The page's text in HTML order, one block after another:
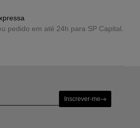
pedido em até 24h para SP Capital.
Inscrever-me